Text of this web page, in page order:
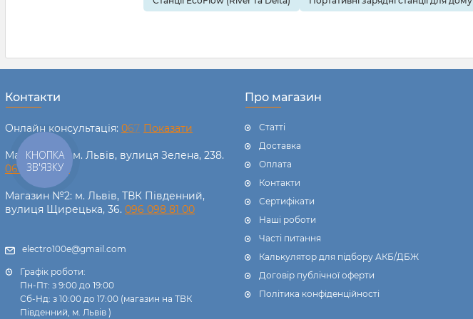
таке генератор, як він працює та як
Контакти
Онлайн консультація: 067 Показати
Магазин №1: м. Львів, вулиця Зелена, 238.
067 238 11 00
Магазин №2: м. Львів, ТВК Південний,
вулиця Щирецька, 36. 096 098 81 00
electro100e@gmail.com
Графік роботи:
Пн-Пт: з 9:00 до 19:00
Сб-Нд: з 10:00 до 17:00 (магазин на ТВК
Південний, м. Львів )
Про магазин
Статті
Доставка
Оплата
Контакти
Сертифікати
Наші роботи
Часті питання
Калькулятор для підбору АКБ/ДБЖ
Договір публічної оферти
Політика конфіденційності
КНОПКА
ЗВ'ЯЗКУ